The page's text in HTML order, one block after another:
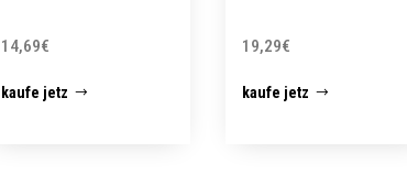
14,69€
kaufe jetz
19,29€
kaufe jetz